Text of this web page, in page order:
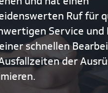
Ruf für
Service und
schnellen
der